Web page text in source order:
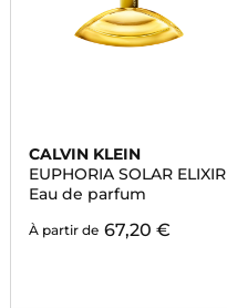
CALVIN KLEIN
EUPHORIA SOLAR ELIXIR
Eau de parfum
À partir de 67,20 €